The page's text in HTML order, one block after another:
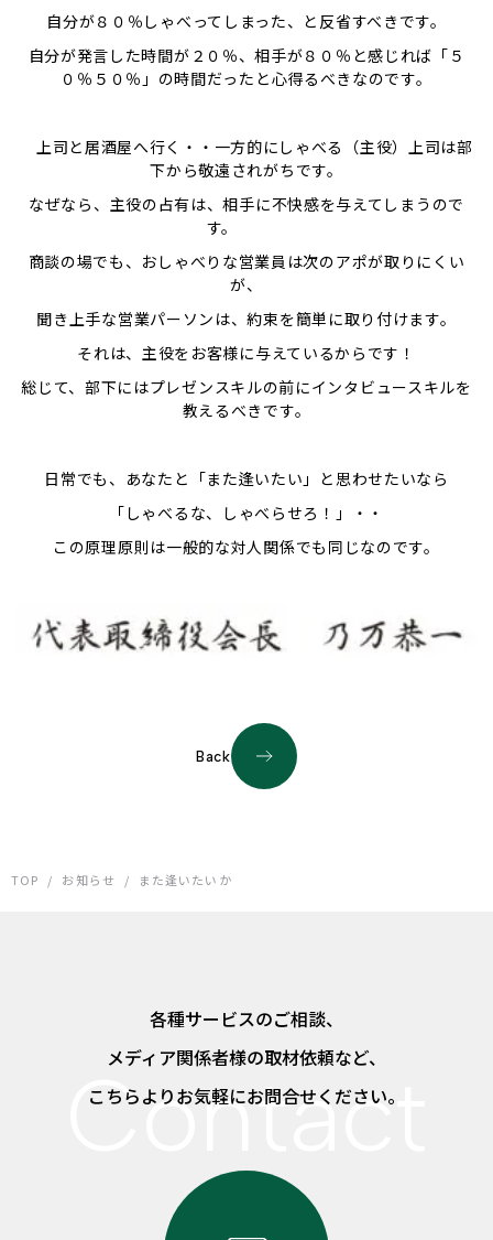
自分が８０％しゃべってしまった、と反省すべきです。
自分が発言した時間が２０％、相手が８０％と感じれば「５
０％５０％」の時間だったと心得るべきなのです。
上司と居酒屋へ行く・・一方的にしゃべる（主役）上司は部
下から敬遠されがちです。
なぜなら、主役の占有は、相手に不快感を与えてしまうので
す。
商談の場でも、おしゃべりな営業員は次のアポが取りにくい
が、
聞き上手な営業パーソンは、約束を簡単に取り付けます。
それは、主役をお客様に与えているからです！
総じて、部下にはプレゼンスキルの前にインタビュースキルを
教えるべきです。
日常でも、あなたと「また逢いたい」と思わせたいなら
「しゃべるな、しゃべ らせろ！」・・
この原理原則は一般的な対人関係でも同じなのです。
Back
TOP / お知らせ / また逢いたいか
各種サービスのご相談、
メディア関係者様の取材依頼など、
こちらよりお気軽にお問合せください。